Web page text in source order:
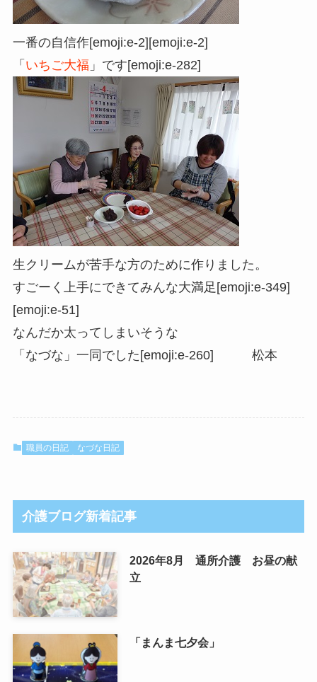
一番の自信作[emoji:e-2][emoji:e-2]
「 いちご大福 」です[emoji:e-282]
生クリームが苦手な方のために作りました。
すごーく上手にできてみんな大満足[emoji:e-349]
[emoji:e-51]
なんだか太ってしまいそうな
「なづな」一同でした[emoji:e-260]
松本
職員の日記 なづな日記
介護ブログ新着記事
2026年8月 通所介護 お昼の献
立
「まんま七夕会」